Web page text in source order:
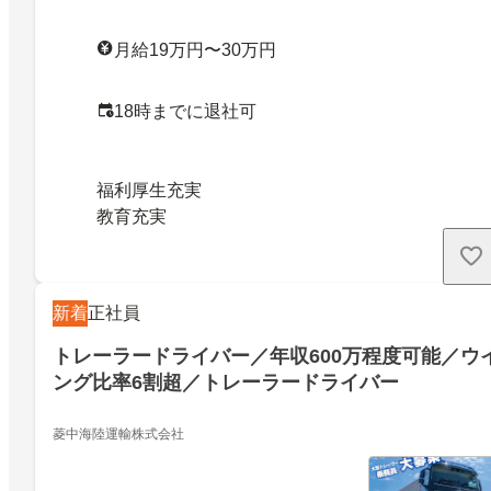
月給19万円〜30万円
18時までに退社可
福利厚生充実
教育充実
新着正社員
トレーラードライバー／年収600万程度可能／ウ
ング比率6割超／トレーラードライバー
菱中海陸運輸株式会社